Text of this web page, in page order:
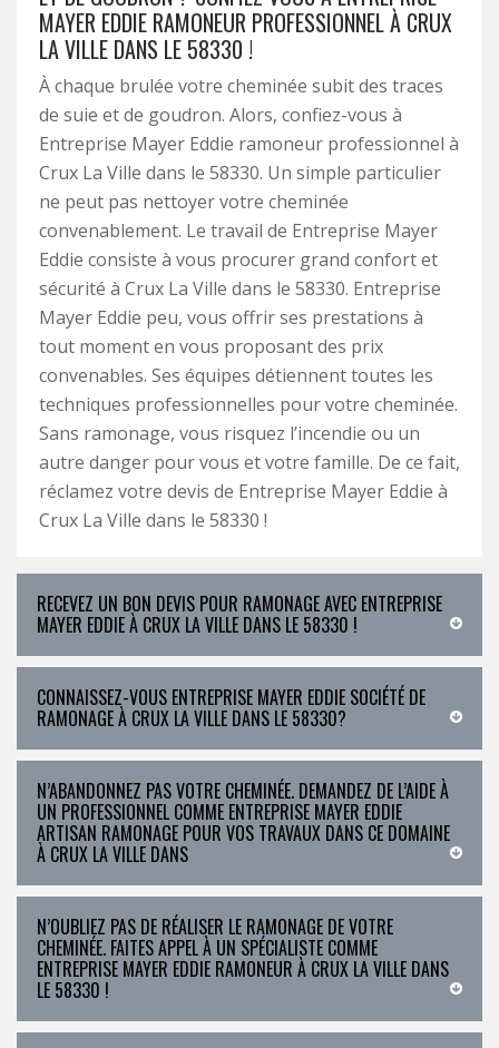
MAYER EDDIE RAMONEUR PROFESSIONNEL À CRUX
LA VILLE DANS LE 58330 !
À chaque brulée votre cheminée subit des traces
de suie et de goudron. Alors, confiez-vous à
Entreprise Mayer Eddie ramoneur professionnel à
Crux La Ville dans le 58330. Un simple particulier
ne peut pas nettoyer votre cheminée
convenablement. Le travail de Entreprise Mayer
Eddie consiste à vous procurer grand confort et
sécurité à Crux La Ville dans le 58330. Entreprise
Mayer Eddie peu, vous offrir ses prestations à
tout moment en vous proposant des prix
convenables. Ses équipes détiennent toutes les
techniques professionnelles pour votre cheminée.
Sans ramonage, vous risquez l’incendie ou un
autre danger pour vous et votre famille. De ce fait,
réclamez votre devis de Entreprise Mayer Eddie à
Crux La Ville dans le 58330 !
RECEVEZ UN BON DEVIS POUR RAMONAGE AVEC ENTREPRISE
MAYER EDDIE À CRUX LA VILLE DANS LE 58330 !
CONNAISSEZ-VOUS ENTREPRISE MAYER EDDIE SOCIÉTÉ DE
RAMONAGE À CRUX LA VILLE DANS LE 58330?
N’ABANDONNEZ PAS VOTRE CHEMINÉE. DEMANDEZ DE L’AIDE À
UN PROFESSIONNEL COMME ENTREPRISE MAYER EDDIE
ARTISAN RAMONAGE POUR VOS TRAVAUX DANS CE DOMAINE
À CRUX LA VILLE DANS
N’OUBLIEZ PAS DE RÉALISER LE RAMONAGE DE VOTRE
CHEMINÉE. FAITES APPEL À UN SPÉCIALISTE COMME
ENTREPRISE MAYER EDDIE RAMONEUR À CRUX LA VILLE DANS
LE 58330 !